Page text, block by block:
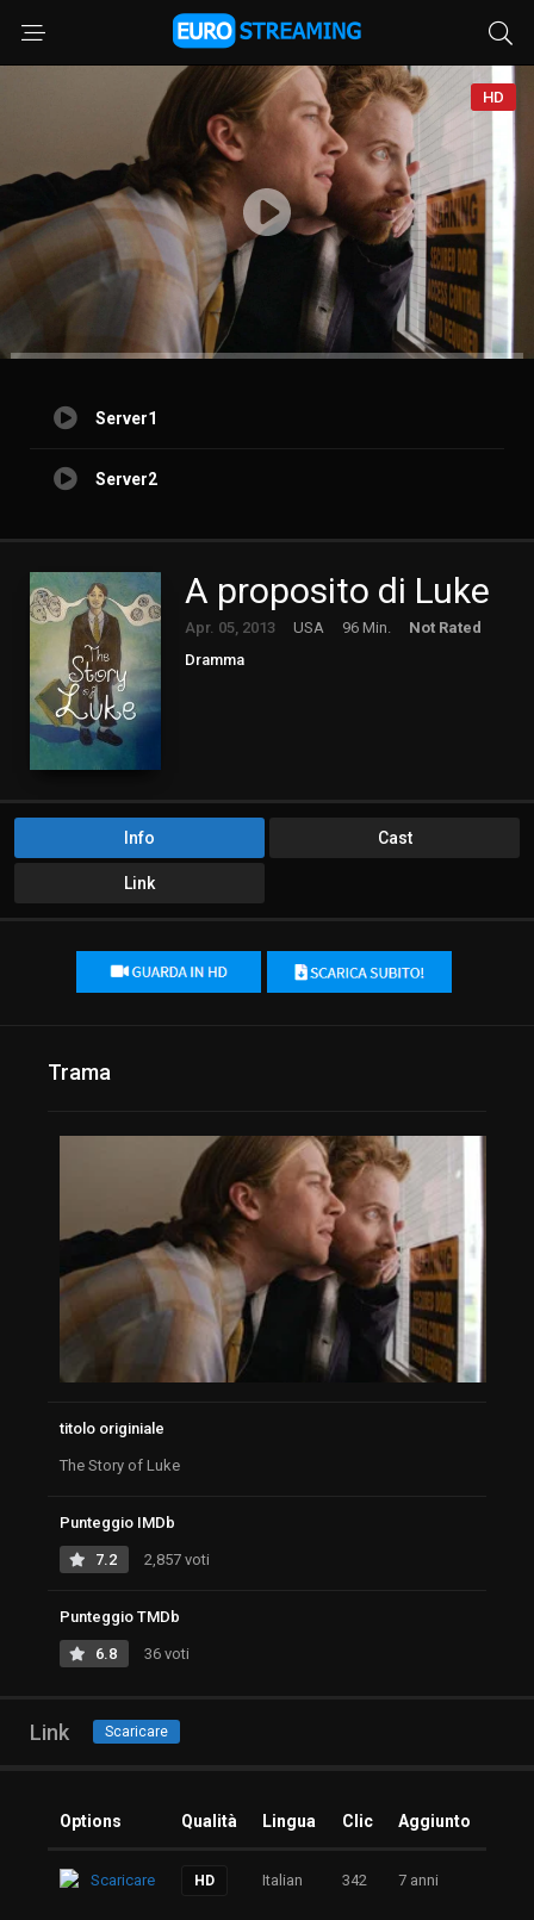
HD
Server1
Server2
A proposito di Luke
Apr. 05, 2013 USA 96 Min.
Not Rated
Dramma
Info Cast
Link
Trama
titolo originiale
The Story of Luke
Punteggio IMDb
7.2 2,857 voti
Punteggio TMDb
6.8 36 voti
Link Scaricare
Options Qualità Lingua Clic Aggiunto
Scaricare HD Italian 342 7 anni